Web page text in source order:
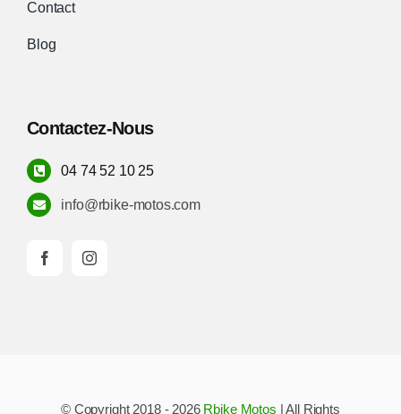
Contact
Blog
Contactez-Nous
04 74 52 10 25
info@rbike-motos.com
© Copyright 2018 - 2026 Rbike Motos | All Rights